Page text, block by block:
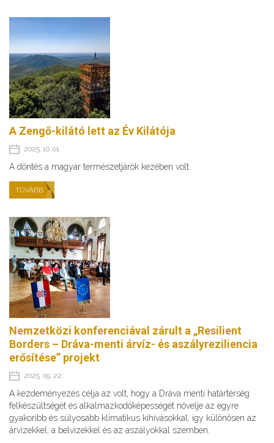
A Zengő-kilátó lett az Év Kilátója
2025. 10. 01.
A döntés a magyar természetjárók kezében volt.
TOVÁBB
Nemzetközi konferenciával zárult a „Resilient
Borders – Dráva-menti árvíz- és aszályreziliencia
erősítése” projekt
2025. 09. 22.
A kezdeményezés célja az volt, hogy a Dráva menti határtérség
felkészültségét és alkalmazkodóképességét növelje az egyre
gyakoribb és súlyosabb klimatikus kihívásokkal, így különösen az
árvizekkel, a belvizekkel és az aszályokkal szemben.